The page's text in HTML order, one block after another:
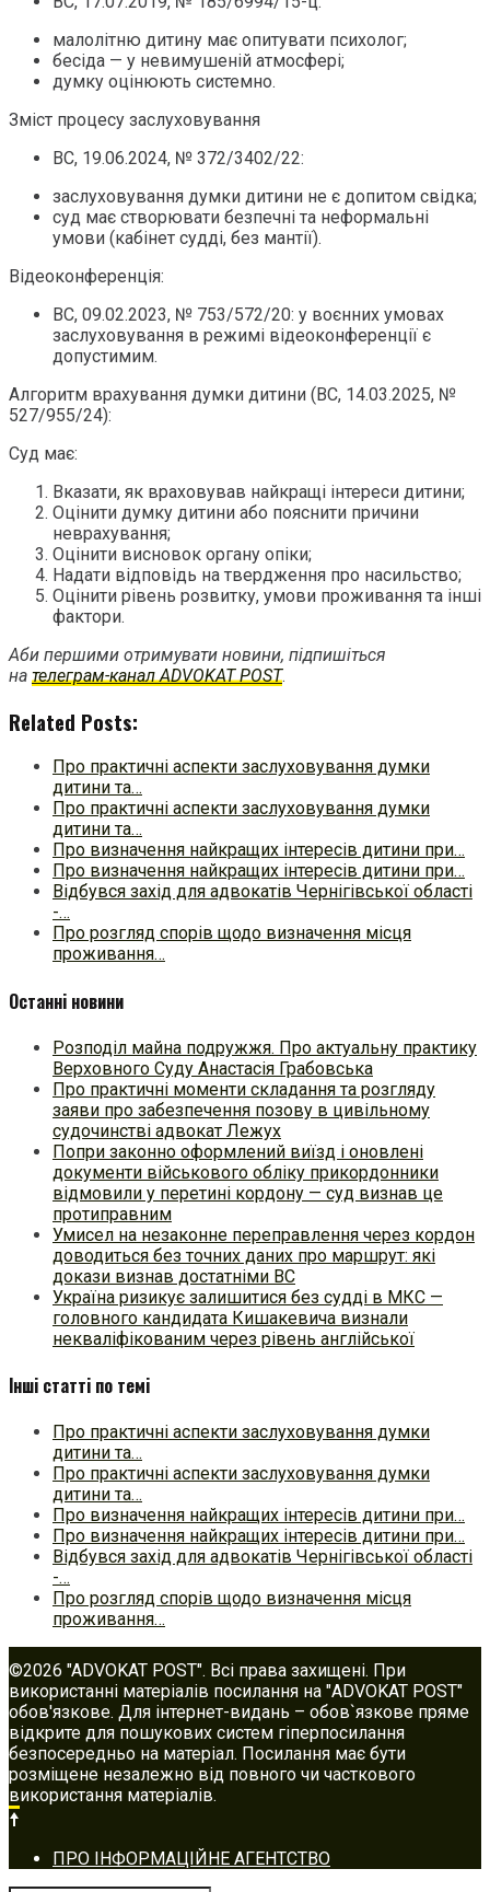
малолітню дитину має опитувати психолог;
бесіда — у невимушеній атмосфері;
думку оцінюють системно.
Зміст процесу заслуховування
ВС, 19.06.2024, № 372/3402/22:
заслуховування думки дитини не є допитом свідка;
суд має створювати безпечні та неформальні
умови (кабінет судді, без мантії).
Відеоконференція:
ВС, 09.02.2023, № 753/572/20: у воєнних умовах
заслуховування в режимі відеоконференції є
допустимим.
Алгоритм врахування думки дитини (ВС, 14.03.2025, №
527/955/24):
Суд має:
Вказати, як враховував найкращі інтереси дитини;
Оцінити думку дитини або пояснити причини
неврахування;
Оцінити висновок органу опіки;
Надати відповідь на твердження про насильство;
Оцінити рівень розвитку, умови проживання та інші
фактори.
Аби першими отримувати новини, підпишіться
на телеграм-канал ADVOKAT POST.
Related Posts:
Про практичні аспекти заслуховування думки
дитини та…
Про практичні аспекти заслуховування думки
дитини та…
Про визначення найкращих інтересів дитини при…
Про визначення найкращих інтересів дитини при…
Відбувся захід для адвокатів Чернігівської області
-…
Про розгляд спорів щодо визначення місця
проживання…
Останні новини
Розподіл майна подружжя. Про актуальну практику
Верховного Суду Анастасія Грабовська
Про практичні моменти складання та розгляду
заяви про забезпечення позову в цивільному
судочинстві адвокат Лежух
Попри законно оформлений виїзд і оновлені
документи військового обліку прикордонники
відмовили у перетині кордону — суд визнав це
протиправним
Умисел на незаконне переправлення через кордон
доводиться без точних даних про маршрут: які
докази визнав достатніми ВС
Україна ризикує залишитися без судді в МКС —
головного кандидата Кишакевича визнали
некваліфікованим через рівень англійської
Інші статті по темі
Про практичні аспекти заслуховування думки
дитини та…
Про практичні аспекти заслуховування думки
дитини та…
Про визначення найкращих інтересів дитини при…
Про визначення найкращих інтересів дитини при…
Відбувся захід для адвокатів Чернігівської області
-…
Про розгляд спорів щодо визначення місця
проживання…
©2026 "ADVOKAT POST". Всі права захищені. При
використанні матеріалів посилання на "ADVOKAT POST"
обов'язкове. Для інтернет-видань – обов`язкове пряме
відкрите для пошукових систем гіперпосилання
безпосередньо на матеріал. Посилання має бути
розміщене незалежно від повного чи часткового
використання матеріалів.
Footer
navigation
ПРО ІНФОРМАЦІЙНЕ АГЕНТСТВО